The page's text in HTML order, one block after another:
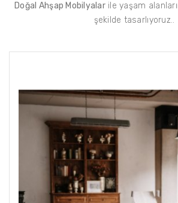
Doğal Ahşap Mobilyalarile yaşam
şekilde tasarlıyoruz..